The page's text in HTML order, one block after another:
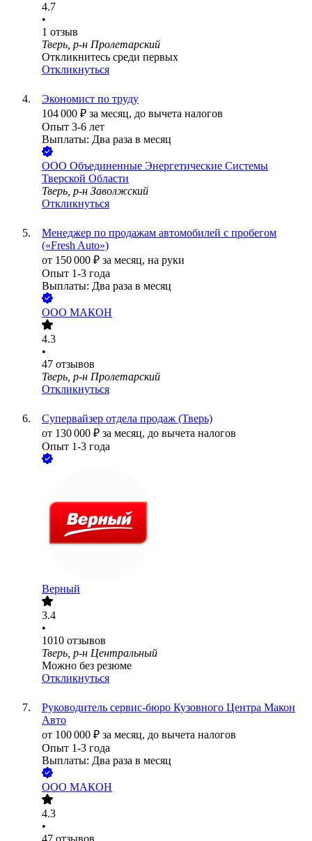
4.7
•
1 отзыв
Тверь, р-н Пролетарский
Откликнитесь среди первых
Откликнуться
Экономист по труду
104 000 ₽ за месяц, до вычета налогов
Опыт 3-6 лет
Выплаты: Два раза в месяц
ООО Объединенные Энергетические Системы
Тверской Области
Тверь, р-н Заволжский
Откликнуться
Менеджер по продажам автомобилей с пробегом
(«Fresh Auto»)
от 150 000 ₽ за месяц, на руки
Опыт 1-3 года
Выплаты: Два раза в месяц
ООО МАКОН
4.3
•
47 отзывов
Тверь, р-н Пролетарский
Откликнуться
Супервайзер отдела продаж (Тверь)
от 130 000 ₽ за месяц, до вычета налогов
Опыт 1-3 года
Верный
3.4
•
1010 отзывов
Тверь, р-н Центральный
Можно без резюме
Откликнуться
Руководитель сервис-бюро Кузовного Центра Макон
Авто
от 100 000 ₽ за месяц, до вычета налогов
Опыт 1-3 года
Выплаты: Два раза в месяц
ООО МАКОН
4.3
•